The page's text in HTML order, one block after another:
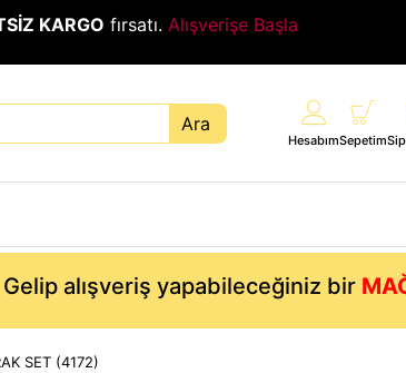
KARGO fırsatı. Alışverişe Başla
Ara
HesabımSepetim
alışveriş yapabileceğiniz bir
SET (4172)